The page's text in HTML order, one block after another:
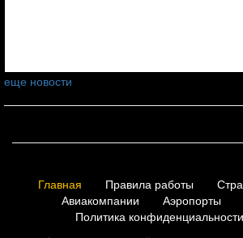
еще новости
Главная Правила работы
Авиакомпании
Аэропорты
Политика конфиденциальности